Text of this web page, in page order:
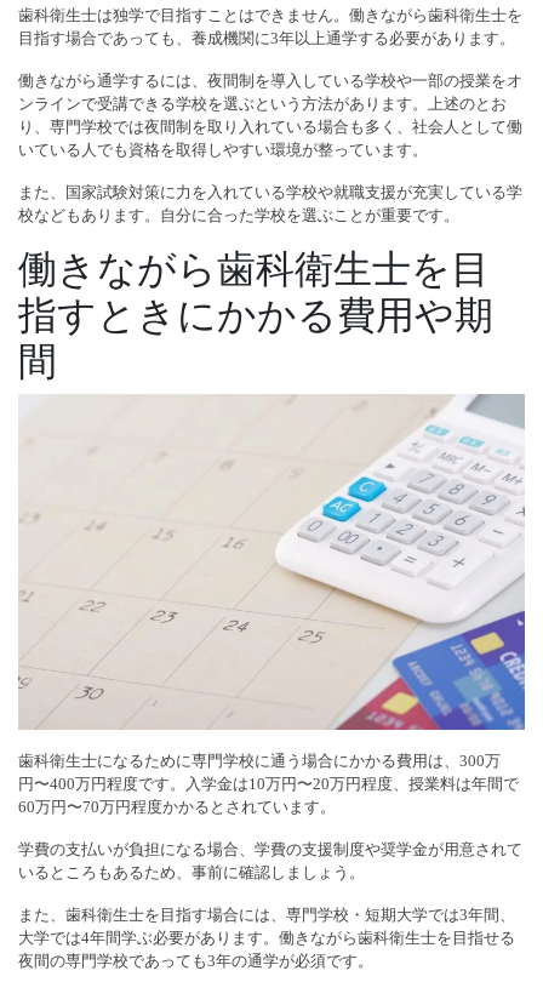
歯科衛生士は独学で目指すことはできません。働きながら歯科衛生士を
目指す場合であっても、養成機関に3年以上通学する必要があります。
働きながら通学するには、夜間制を導入している学校や一部の授業をオ
ンラインで受講できる学校を選ぶという方法があります。上述のとお
り、専門学校では夜間制を取り入れている場合も多く、社会人として働
いている人でも資格を取得しやすい環境が整っています。
また、国家試験対策に力を入れている学校や就職支援が充実している学
校などもあります。自分に合った学校を選ぶことが重要です。
働きながら歯科衛生士を目
指すときにかかる費用や期
間
歯科衛生士になるために専門学校に通う場合にかかる費用は、300万
円〜400万円程度です。入学金は10万円〜20万円程度、授業料は年間で
60万円〜70万円程度かかるとされています。
学費の支払いが負担になる場合、学費の支援制度や奨学金が用意されて
いるところもあるため、事前に確認しましょう。
また、歯科衛生士を目指す場合には、専門学校・短期大学では3年間、
大学では4年間学ぶ必要があります。働きながら歯科衛生士を目指せる
夜間の専門学校であっても3年の通学が必須です。